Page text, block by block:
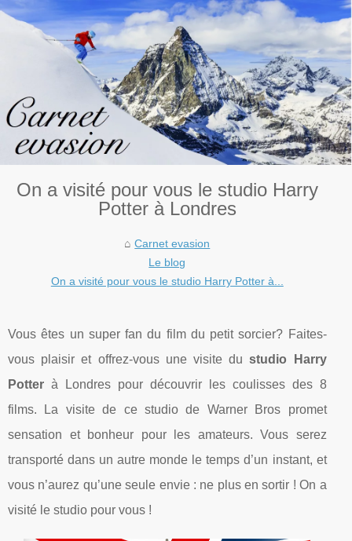
On a visité pour vous le studio Harry
Potter à Londres
Carnet evasion
Le blog
On a visité pour vous le studio Harry Potter à...
Vous êtes un super fan du film du petit sorcier? Faites-
vous plaisir et offrez-vous une visite dustudio Harry
Potter à Londres pour découvrir les coulisses des 8
films. La visite de ce studio de Warner Bros promet
sensation et bonheur pour les amateurs. Vous serez
transporté dans un autre monde le temps d’un instant, et
vous n’aurez qu’une seule envie : ne plus en sortir ! On a
visité le studio pour vous !